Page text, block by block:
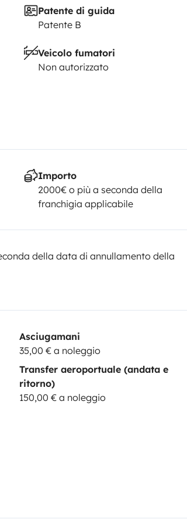
• Due bombole del
composto da:
Condizioni di
Patente di guida
Patente B
Veicolo fumatori
Non autorizzato
Importo
2000€ o più a seconda della
franchigia applicabile
della data di annullamento della
Asciugamani
35,00 € a noleggio
Transfer aeroportuale (andata e
ritorno)
150,00 € a noleggio